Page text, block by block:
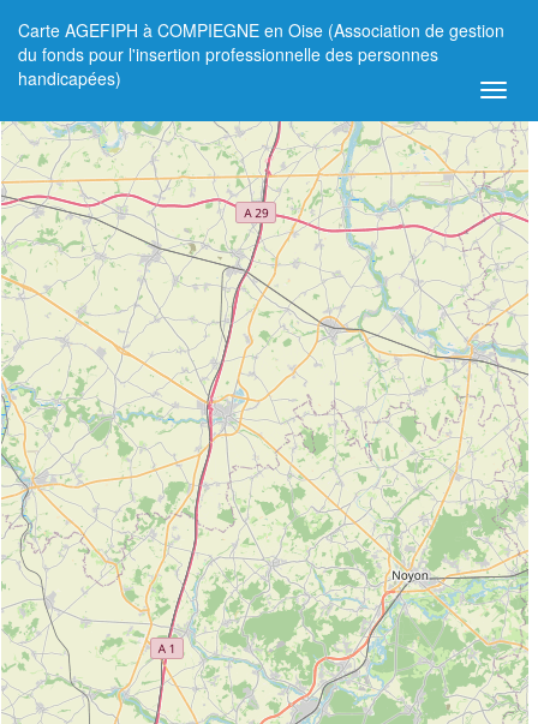
Carte AGEFIPH à COMPIEGNE en Oise (Association de gestion
du fonds pour l'insertion professionnelle des personnes
handicapées)
+
−